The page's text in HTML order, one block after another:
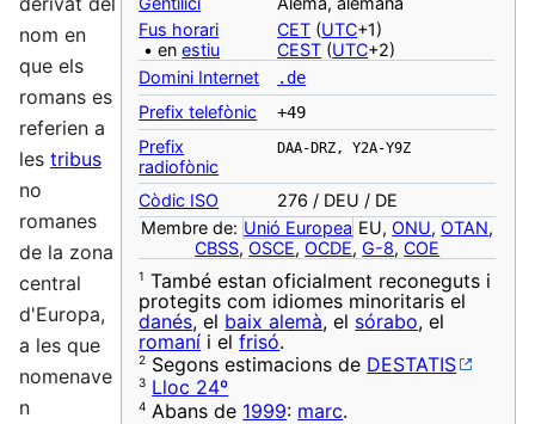
Fus horari
• enestiu
CET (UTC+1)
CEST (UTC+2)
Domini Internet
.de
Prefix telefònic +49
Prefix
radiofònic
DAA-DRZ, Y2A-Y9Z
Còdic ISO
276 / DEU / DE
Membre de: Unió Europea EU,ONU,OTAN,
CBSS,OSCE,OCDE,G-8,COE
1 També estan oficialment reconeguts i
protegits com idiomes minoritaris el
danés, el baix alemà, el sórabo, el
romaní i elfrisó.
2 Segons estimacions de DESTATIS
3 Lloc 24º
4 Abans de 1999: marc.
nom en
que els
romans es
referien a
les tribus
no
romanes
de la zona
central
d'Europa,
a les que
nomenave
n